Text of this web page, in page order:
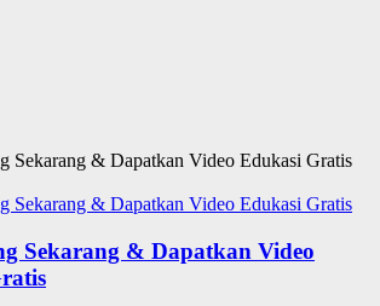
Sekarang & Dapatkan Video